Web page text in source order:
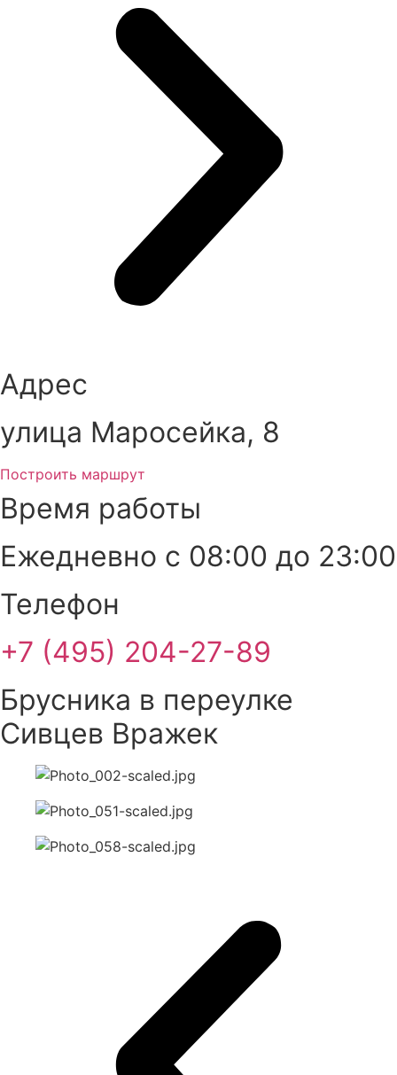
Адрес
улица Маросейка, 8
Построить маршрут
Время работы
Ежедневно с 08:00 до 23:00
Телефон
+7 (495) 204-27-89
Брусника в переулке
Сивцев Вражек